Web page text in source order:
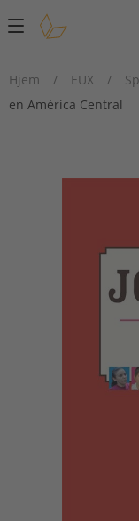
Main
Hjem
/ EUX /
en América Central